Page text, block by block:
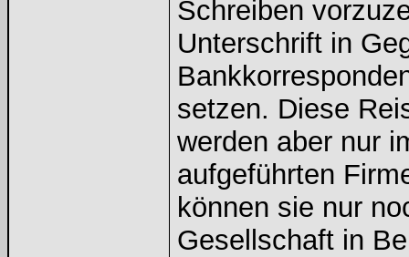
Schreiben
Unterschrift in
setzen. Diese
werden aber nur
aufgeführten
können sie nur
Gesellschaft in